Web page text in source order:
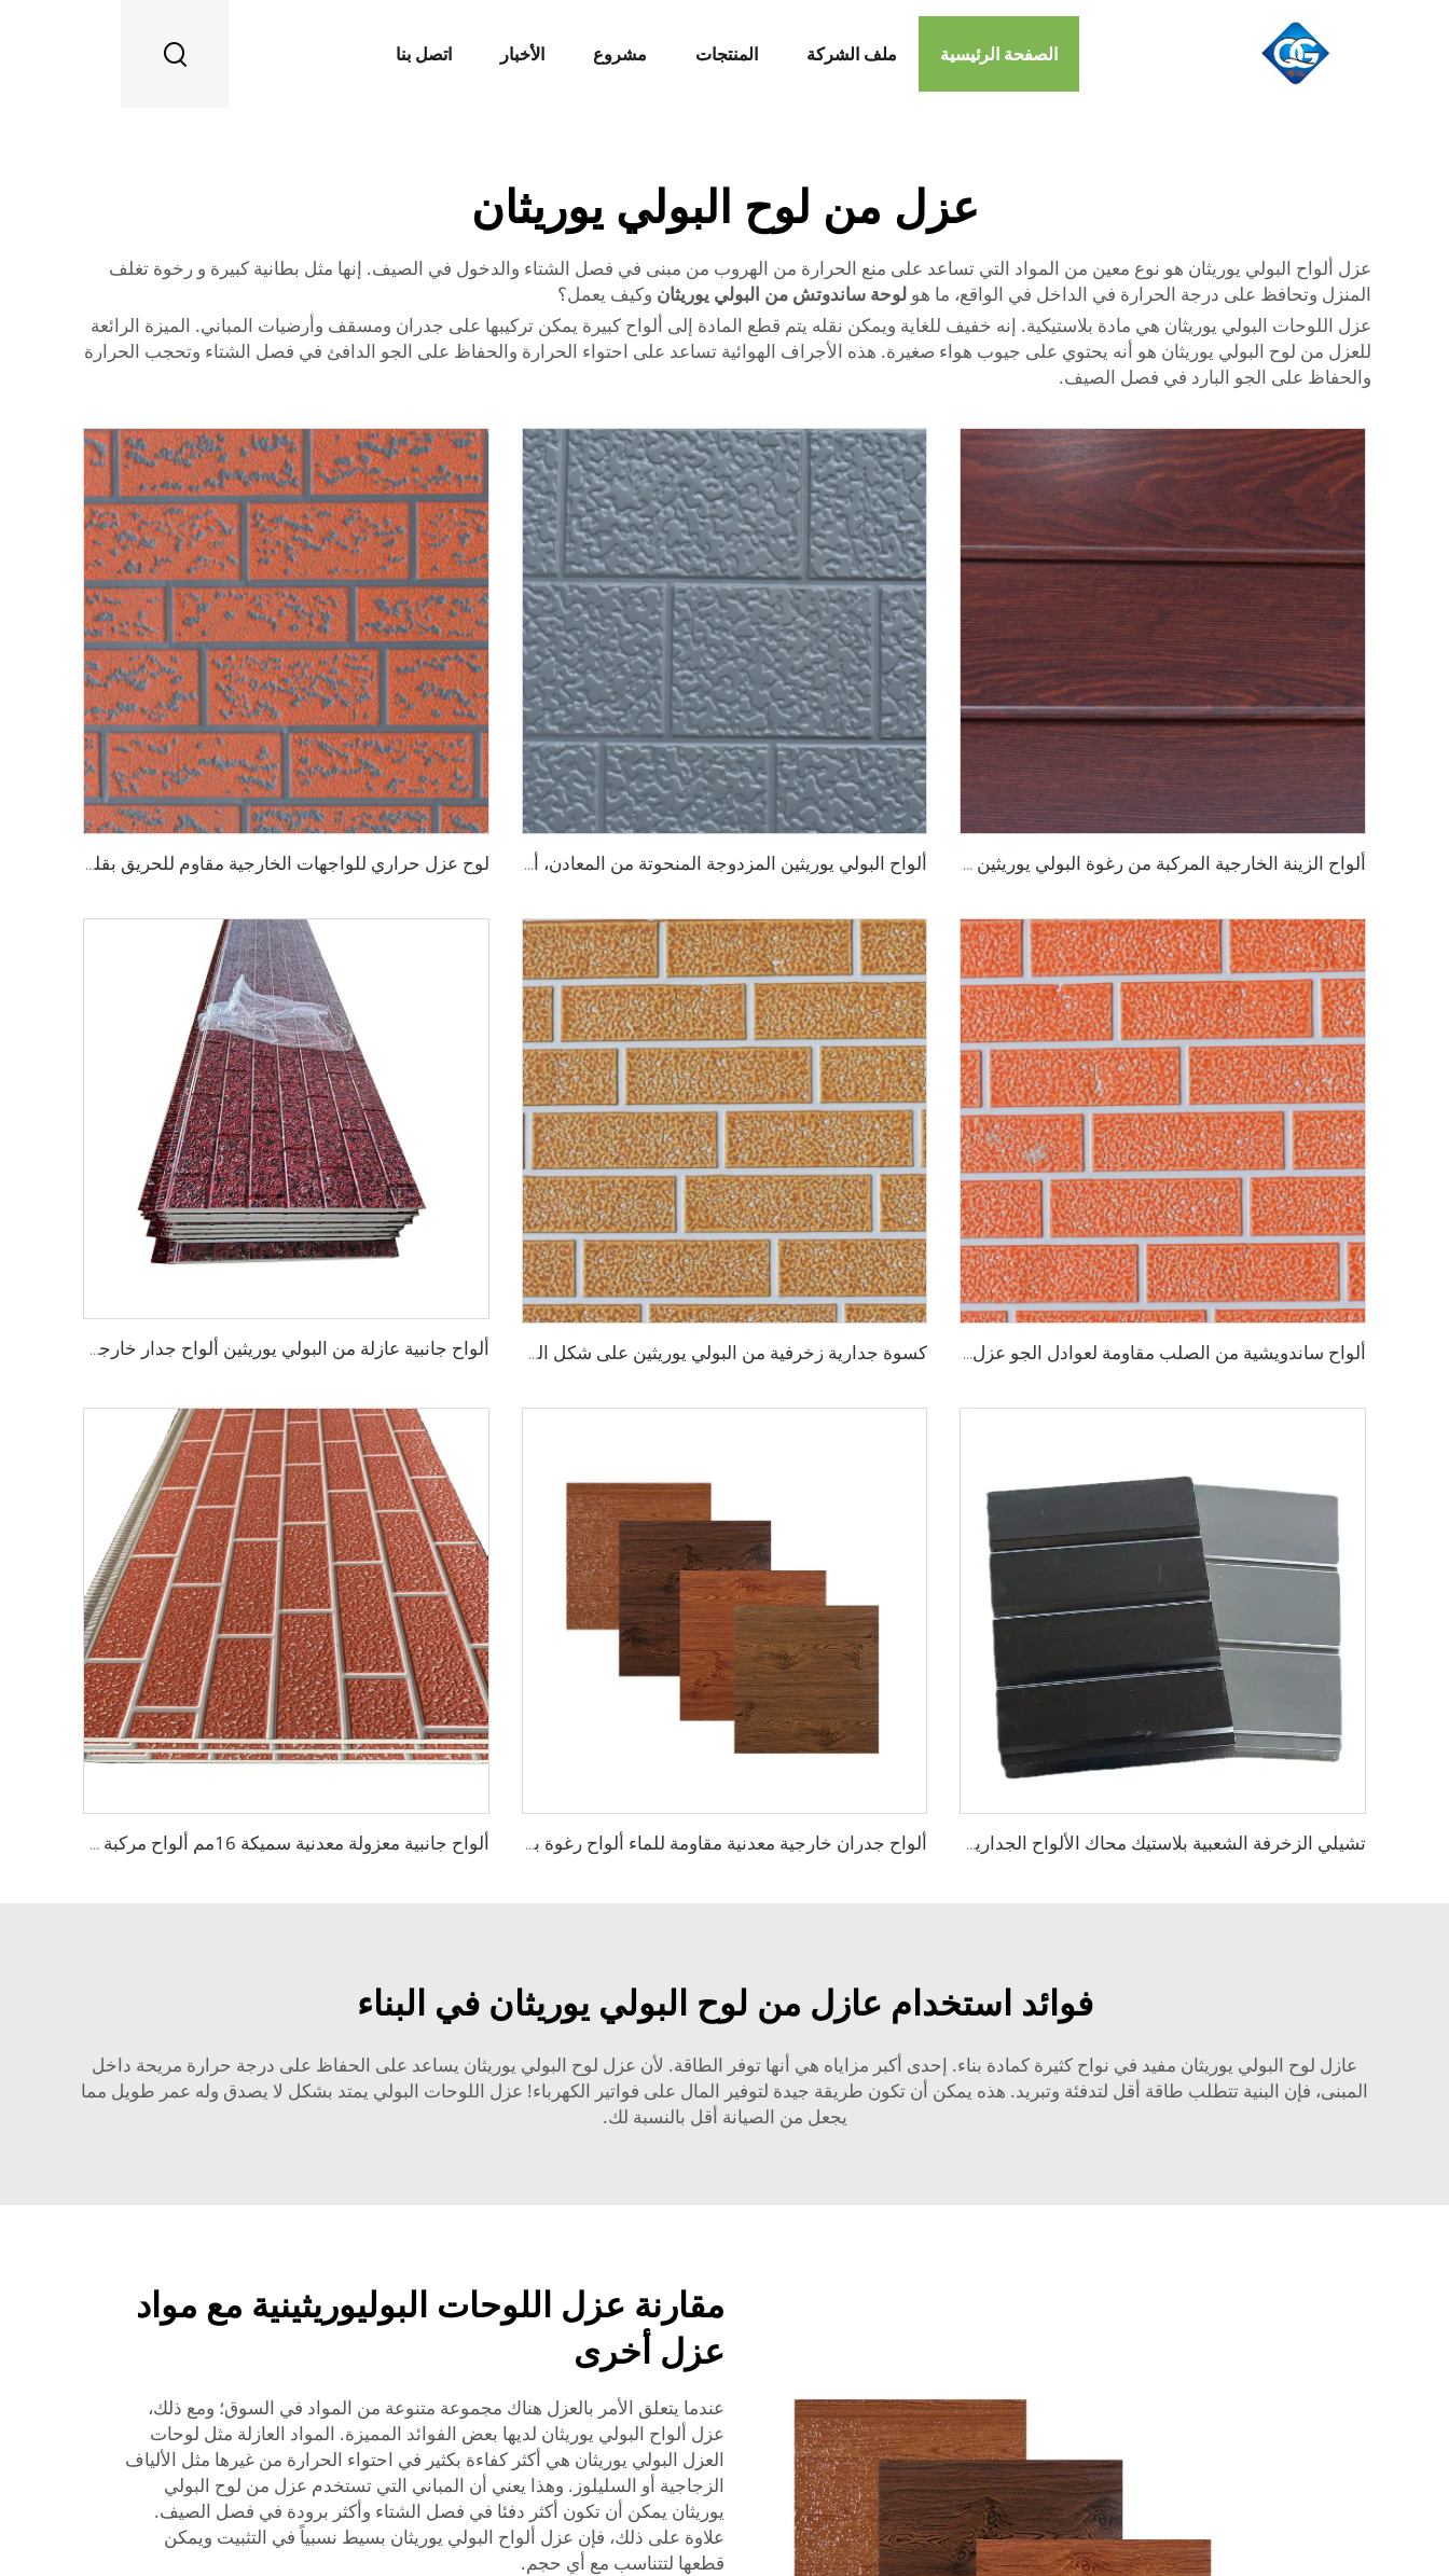
الصفحة الرئيسية ملف الشركة المنتجات مشروع الأخبار اتصل بنا
عزل من لوح البولي يوريثان
عزل ألواح البولي يوريثان هو نوع معين من المواد التي تساعد على منع الحرارة من الهروب من مبنى في فصل الشتاء والدخول في الصيف. إنها مثل بطانية كبيرة و رخوة تغلف
المنزل وتحافظ على درجة الحرارة في الداخل في الواقع، ما هو لوحة ساندوتش من البولي يوريثان وكيف يعمل؟
عزل اللوحات البولي يوريثان هي مادة بلاستيكية. إنه خفيف للغاية ويمكن نقله يتم قطع المادة إلى ألواح كبيرة يمكن تركيبها على جدران ومسقف وأرضيات المباني. الميزة الرائعة
للعزل من لوح البولي يوريثان هو أنه يحتوي على جيوب هواء صغيرة. هذه الأجراف الهوائية تساعد على احتواء الحرارة والحفاظ على الجو الدافئ في فصل الشتاء وتحجب الحرارة
والحفاظ على الجو البارد في فصل الصيف.
ألواح الزينة الخارجية المركبة من رغوة البولي يوريثين ألواح معدنية مركبة للجدران الخارجية لإعادة تجديد المنزل ألواح البولي يوريثين المزدوجة المنحوتة من المعادن، ألواح تزيينية للجدران الخارجية مع عزل حراري من رغوة البولي يوريثين لبيوت صغيرة لوح عزل حراري للواجهات الخارجية مقاوم للحريق بقلب من رغوة البولي يوريثين (PU)، ألواح ساندويشية بدون فواصل، تغليف معدني للجدران في المنازل
ألواح ساندويشية من الصلب مقاومة لعوادل الجو عزل حراري للجدران الخارجية المعدنية عزل حراري للواجهات المنزلية كسوة جدارية زخرفية من البولي يوريثين على شكل الطوب الاصطناعي المقاوم للحريق، ألواح ساندويشية من رغوة البولي يوريثين مع عزل حراري، ألواح معدنية ساندويشية بدون فواصل ألواح جانبية عازلة من البولي يوريثين ألواح جدار خارجي مقاومة للنار ألواح رغوة بولي يوريثين مركبة عازلة ألواح مركبة معدنية
تشيلي الزخرفة الشعبية بلاستيك محاك الألواح الجدارية ألواح رغوة البولي يوريثين المركبة العازلة ألواح جانبية معدنية سوداء للمنزل ألواح جدران خارجية معدنية مقاومة للماء ألواح رغوة بولي يوريثين مركبة عازلة الجدران الخشبية المزيفة للخيمة ألواح جانبية معزولة معدنية سميكة 16مم ألواح مركبة معزولة بالبولي يوريثين PU الرغوية المعزولة حراريًا
فوائد استخدام عازل من لوح البولي يوريثان في البناء
عازل لوح البولي يوريثان مفيد في نواح كثيرة كمادة بناء. إحدى أكبر مزاياه هي أنها توفر الطاقة. لأن عزل لوح البولي يوريثان يساعد على الحفاظ على درجة حرارة مريحة داخل
المبنى، فإن البنية تتطلب طاقة أقل لتدفئة وتبريد. هذه يمكن أن تكون طريقة جيدة لتوفير المال على فواتير الكهرباء! عزل اللوحات البولي يمتد بشكل لا يصدق وله عمر طويل مما
يجعل من الصيانة أقل بالنسبة لك.
مقارنة عزل اللوحات البوليوريثينية مع مواد
عزل أخرى
عندما يتعلق الأمر بالعزل هناك مجموعة متنوعة من المواد في السوق؛ ومع ذلك،
عزل ألواح البولي يوريثان لديها بعض الفوائد المميزة. المواد العازلة مثل لوحات
العزل البولي يوريثان هي أكثر كفاءة بكثير في احتواء الحرارة من غيرها مثل الألياف
الزجاجية أو السليلوز. وهذا يعني أن المباني التي تستخدم عزل من لوح البولي
يوريثان يمكن أن تكون أكثر دفئا في فصل الشتاء وأكثر برودة في فصل الصيف.
علاوة على ذلك، فإن عزل ألواح البولي يوريثان بسيط نسبياً في التثبيت ويمكن
قطعها لتتناسب مع أي حجم.